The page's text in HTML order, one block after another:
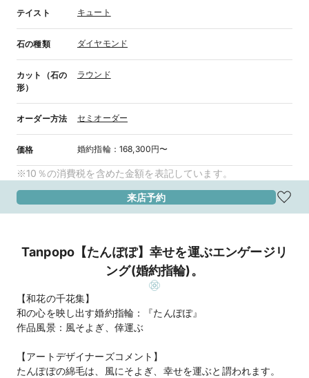
テイスト キュート
石の種類 ダイヤモンド
カット（石の
形）
ラウンド
オーダー方法 セミオーダー
価格 婚約指輪： 168,300円〜
※10％の消費税を含めた金額を表記しています。
来店予約
Tanpopo【たんぽぽ】幸せを運ぶエンゲージリ
ング(婚約指輪)。
【和花の千花集】
和の心を映し出す婚約指輪：『たんぽぽ』
作品風景：風そよぎ、倖運ぶ
【アートデザイナーズコメント】
たんぽぽの綿毛は、風にそよぎ、幸せを運ぶと謂われます。